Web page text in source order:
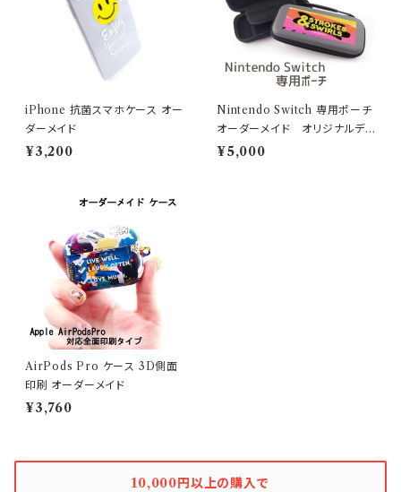
iPhone 抗菌スマホケース オー
ダーメイド
¥3,200
Nintendo Switch 専用ポーチ
オーダーメイド オリジナルデ
ザイン
¥5,000
AirPods Pro ケース 3D側面
印刷 オーダーメイド
¥3,760
10,000円以上の購入で